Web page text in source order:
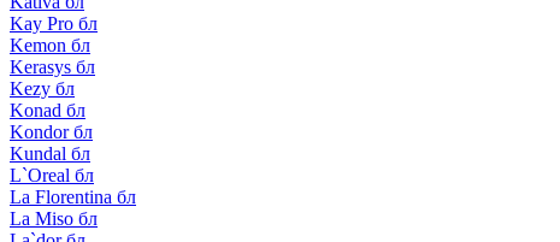
Kay Pro бл
Kemon бл
Kerasys бл
Kezy бл
Konad бл
Kondor бл
Kundal бл
L`Oreal бл
La Florentina бл
La Miso бл